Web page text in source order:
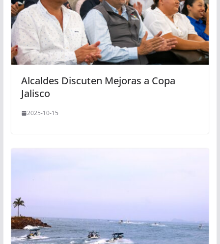
Alcaldes Discuten Mejoras a Copa
Jalisco
2025-10-15